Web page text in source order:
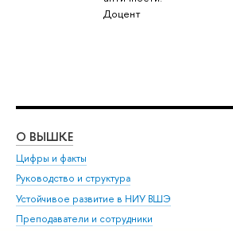
Доцент
О ВЫШКЕ
Цифры и факты
Руководство и структура
Устойчивое развитие в НИУ ВШЭ
Преподаватели и сотрудники